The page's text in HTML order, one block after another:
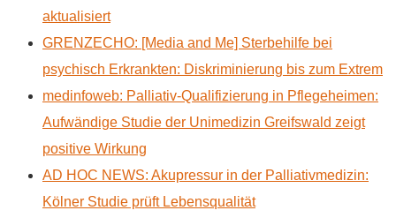
aktualisiert
GRENZECHO: [Media and Me] Sterbehilfe bei
psychisch Erkrankten: Diskriminierung bis zum Extrem
medinfoweb: Palliativ-Qualifizierung in Pflegeheimen:
Aufwändige Studie der Unimedizin Greifswald zeigt
positive Wirkung
AD HOC NEWS: Akupressur in der Palliativmedizin:
Kölner Studie prüft Lebensqualität